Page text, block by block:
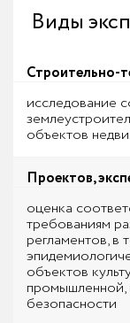
Виды
Строительно-
исследование
объектов
Проектов,
оценка
требованиям
регламентов, в
объектов
безопасности